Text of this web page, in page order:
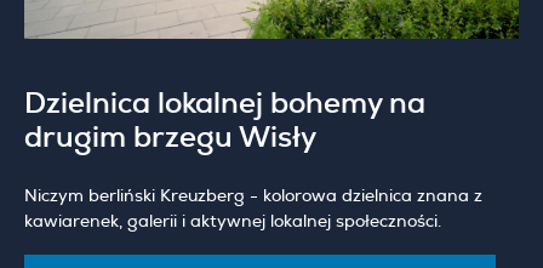
Dzielnica lokalnej bohemy na
drugim brzegu Wisły
Niczym berliński Kreuzberg - kolorowa dzielnica znana z
kawiarenek, galerii i aktywnej lokalnej społeczności.